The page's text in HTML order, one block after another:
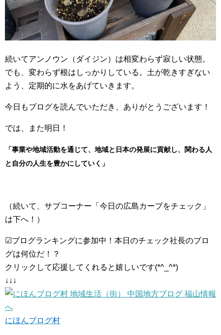
続いてアンノウン（ダイジン）は相変わらず寂しい状態。
でも、変わらず根はしっかりしている。土が乾きすぎない
よう、定期的に水をあげていきます。
今日もブログを読んでいただき、ありがとうございます！
では、また明日！
「事業や地域活動を通じて、地域と日本の発展に貢献し、関わる人
と自分の人生を豊かにしていく」
（続いて、サブコーナー「今日の広島カープをチェック」
は下へ！）
☑ブログランキングに参加中！本日のチェック社長のブロ
グは何位だ！？
クリックして応援してくれると嬉しいです(*^_^*)
↓↓↓
にほんブログ村